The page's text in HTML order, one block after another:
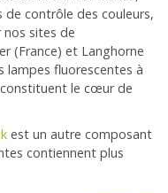
de contrôle des couleurs,
nos sites de
(France) et Langhorne
lampes fluorescentes à
le cœur de
est un autre composant
contiennent plus